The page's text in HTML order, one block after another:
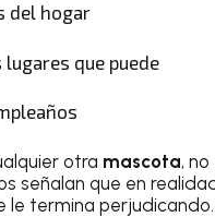
del hogar
que puede
otra mascota,
señalan que en
le termina perjudicando.